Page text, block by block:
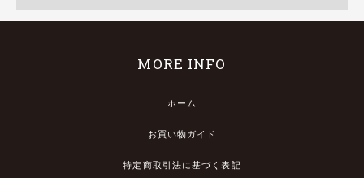
MORE INFO
ホーム
お買い物ガイド
特定商取引法に基づく表記